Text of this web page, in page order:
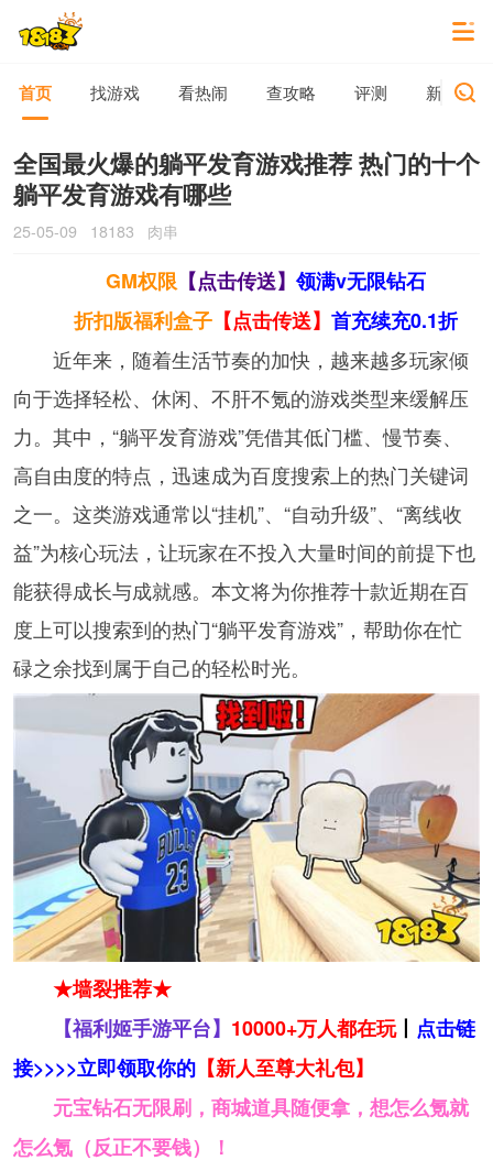
首页 找游戏 看热闹 查攻略 评测 新游动态
全国最火爆的躺平发育游戏推荐 热门的十个
躺平发育游戏有哪些
25-05-09 18183 肉串
GM权限【点击传送】领满v无限钻石
折扣版福利盒子 【点击传送】首充续充0.1折
近年来，随着生活节奏的加快，越来越多玩家倾
向于选择轻松、休闲、不肝不氪的游戏类型来缓解压
力。其中，“躺平发育游戏”凭借其低门槛、慢节奏、
高自由度的特点，迅速成为百度搜索上的热门关键词
之一。这类游戏通常以“挂机”、“自动升级”、“离线收
益”为核心玩法，让玩家在不投入大量时间的前提下也
能获得成长与成就感。本文将为你推荐十款近期在百
度上可以搜索到的热门“躺平发育游戏”，帮助你在忙
碌之余找到属于自己的轻松时光。
★墙裂推荐★
【福利姬手游平台】 10000+万人都在玩丨 点击链
接>>>>立即领取你的【新人至尊大礼包】
元宝钻石无限刷，商城道具随便拿，想怎么氪就
怎么氪（反正不要钱）！